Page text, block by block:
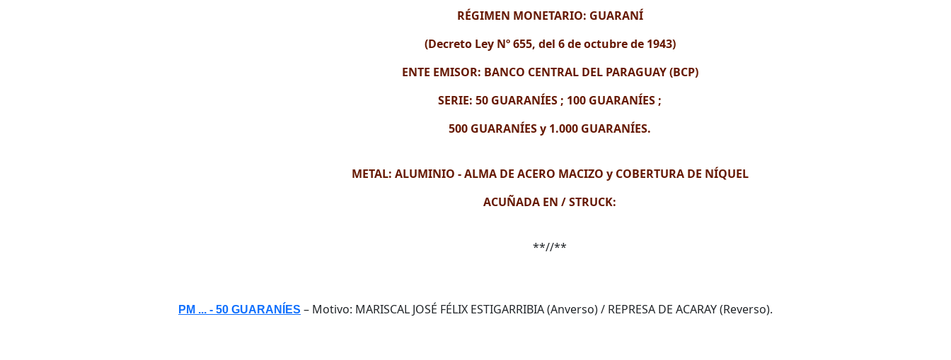
RÉGIMEN MONETARIO: GUARANÍ
(Decreto Ley Nº 655, del 6 de octubre de 1943)
ENTE EMISOR: BANCO CENTRAL DEL PARAGUAY (BCP)
SERIE: 50 GUARANÍES ; 100 GUARANÍES ;
500 GUARANÍES y 1.000 GUARANÍES.
METAL: ALUMINIO - ALMA DE ACERO MACIZO y COBERTURA DE NÍQUEL
ACUÑADA EN / STRUCK:
**//**
PM ... - 50 GUARANÍES – Motivo: MARISCAL JOSÉ FÉLIX ESTIGARRIBIA (Anverso) / REPRESA DE ACARAY(Reverso).